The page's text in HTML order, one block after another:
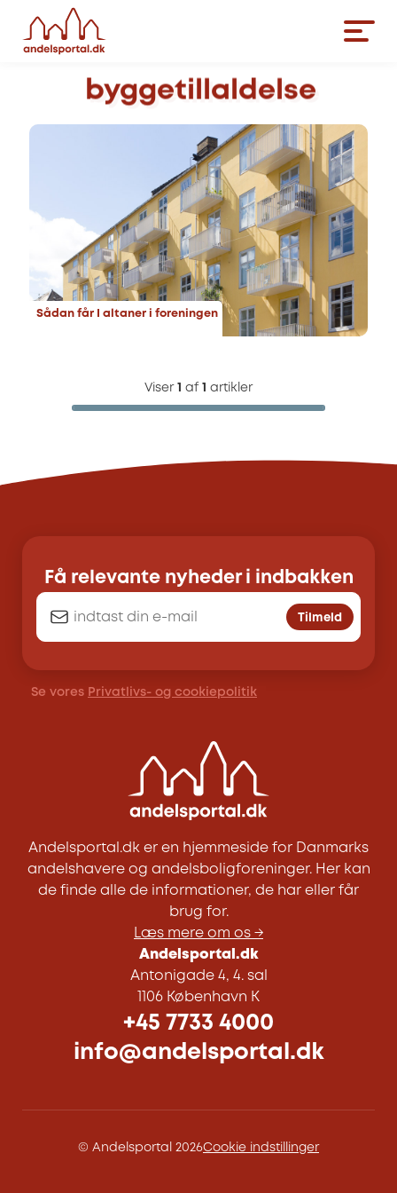
byggetillaldelse
Sådan får I altaner i foreningen
Viser 1 af 1 artikler
Få relevante nyheder i indbakken
Tilmeld
Se vores Privatlivs- og cookiepolitik
Andelsportal.dk er en hjemmeside for Danmarks
andelshavere og andelsboligforeninger. Her kan
de finde alle de informationer, de har eller får
brug for.
Læs mere om os →
Andelsportal.dk
Antonigade 4, 4. sal
1106 København K
+45 7733 4000
info@andelsportal.dk
© Andelsportal 2026Cookie indstillinger